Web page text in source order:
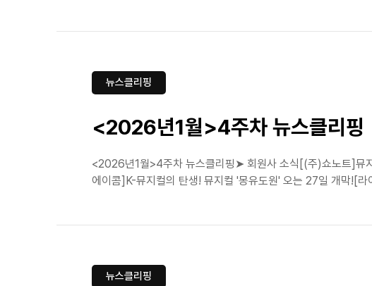
뉴스클리핑
<2026년1월>4주차 뉴스클리핑
<2026년1월>4주차 뉴스클리핑➤ 회원사 소식[(주)쇼노트]뮤
에이콤]K-뮤지컬의 탄생! 뮤지컬 '몽유도원' 오는 27일 개막![
뉴스클리핑